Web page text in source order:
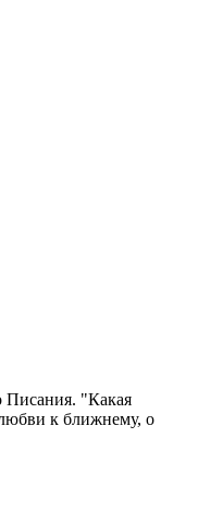
Писания. "Какая
к ближнему, о